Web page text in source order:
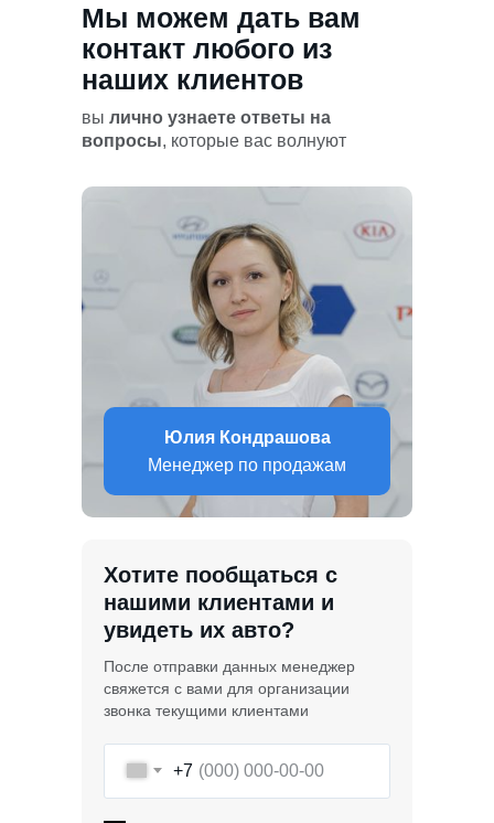
Мы можем дать вам
контакт любого из
наших клиентов
вы лично узнаете ответы на
вопросы, которые вас волнуют
+7
Хотите пообщаться с
нашими клиентами и
увидеть их авто?
После отправки данных менеджер
свяжется с вами для организации
звонка текущими клиентами
Юлия Кондрашова
Менеджер по продажам